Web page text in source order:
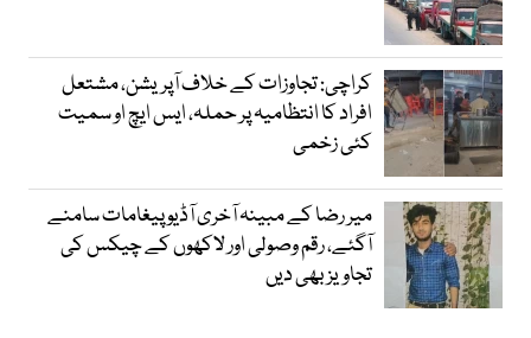
کراچی: تجاوزات کے خلاف آپریشن، مشتعل
افراد کا انتظامیہ پر حملہ، ایس ایچ او سمیت
کئی زخمی
میر رضا کے مبینہ آخری آڈیو پیغامات سامنے
آگئے، رقم وصولی اور لاکھوں کے چیکس کی
تجاویز بھی دیں